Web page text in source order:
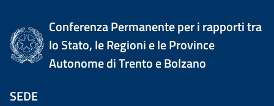
Conferenza Permanente per i rapporti tra
lo Stato, le Regioni e le Province
Autonome di Trento e Bolzano
SEDE